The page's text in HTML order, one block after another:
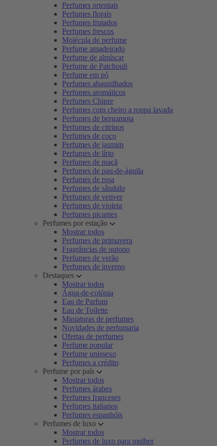
Perfumes orientais
Perfumes florais
Perfumes frutados
Perfumes frescos
Molécula de perfume
Perfume amadeirado
Perfume de almíscar
Perfume de Patchouli
Perfume em pó
Perfumes abaunilhados
Perfumes aromáticos
Perfumes Chipre
Perfumes com cheiro a roupa lavada
Perfumes de bergamota
Perfumes de citrinos
Perfumes de coco
Perfumes de jasmim
Perfumes de lírio
Perfumes de maçã
Perfumes de pau-de-águila
Perfumes de rosa
Perfumes de sândalo
Perfumes de vetiver
Perfumes de violeta
Perfumes picantes
Perfumes por estação
Mostrar todos
Perfumes de primavera
Fragrâncias de outono
Perfumes de verão
Perfumes de inverno
Destaques
Mostrar todos
Água-de-colónia
Eau de Parfum
Eau de Toilette
Miniaturas de perfumes
Novidades de perfumaria
Ofertas de perfumes
Perfume popular
Perfume unissexo
Perfumes a crédito
Perfume por país
Mostrar todos
Perfumes árabes
Perfumes franceses
Perfumes italianos
Perfumes espanhóis
Perfumes de luxo
Mostrar todos
Perfumes de luxo para mulher